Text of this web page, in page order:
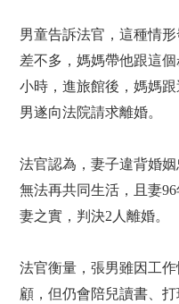
男童告訴法官，這種情
差不多，媽媽帶他跟這
小時，進旅館後，媽媽
男遂向法院請求離婚。
法官認為，妻子違背婚
無法再共同生活，且妻
妻之實，判決2人離婚。
法官衡量，張男雖因工
顧，但仍會陪兒讀書、